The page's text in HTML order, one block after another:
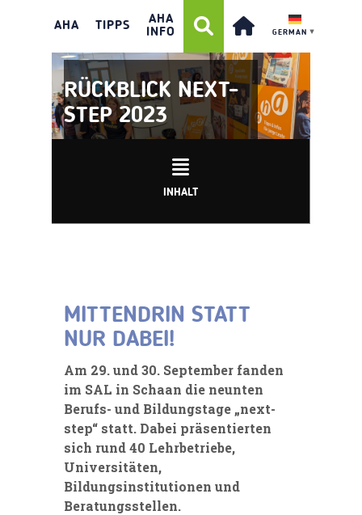
AHA TIPPS
AHA
INFO
GERMAN ▼
RÜCKBLICK NEXT-
STEP 2023
INHALT
MITTENDRIN STATT
NUR DABEI!
Am 29. und 30. September fanden
im SAL in Schaan die neunten
Berufs- und Bildungstage „next-
step“ statt. Dabei präsentierten
sich rund 40 Lehrbetriebe,
Universitäten,
Bildungsinstitutionen und
Beratungsstellen.